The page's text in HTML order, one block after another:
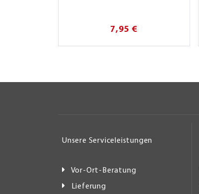
7,95 €
Unsere Serviceleistungen
Vor-Ort-Beratung
Lieferung